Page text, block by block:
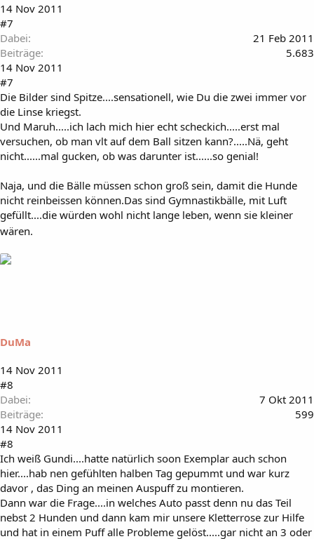
14 Nov 2011
#7
Dabei
21 Feb 2011
Beiträge
5.683
14 Nov 2011
#7
Die Bilder sind Spitze....sensationell, wie Du die zwei immer vor
die Linse kriegst.
Und Maruh.....ich lach mich hier echt scheckich.....erst mal
versuchen, ob man vlt auf dem Ball sitzen kann?.....Nä, geht
nicht......mal gucken, ob was darunter ist......so genial!
Naja, und die Bälle müssen schon groß sein, damit die Hunde
nicht reinbeissen können.Das sind Gymnastikbälle, mit Luft
gefüllt....die würden wohl nicht lange leben, wenn sie kleiner
wären.
DuMa
14 Nov 2011
#8
Dabei
7 Okt 2011
Beiträge
599
14 Nov 2011
#8
Ich weiß Gundi....hatte natürlich soon Exemplar auch schon
hier....hab nen gefühlten halben Tag gepummt und war kurz
davor , das Ding an meinen Auspuff zu montieren.
Dann war die Frage....in welches Auto passt denn nu das Teil
nebst 2 Hunden und dann kam mir unsere Kletterrose zur Hilfe
und hat in einem Puff alle Probleme gelöst.....gar nicht an 3 oder